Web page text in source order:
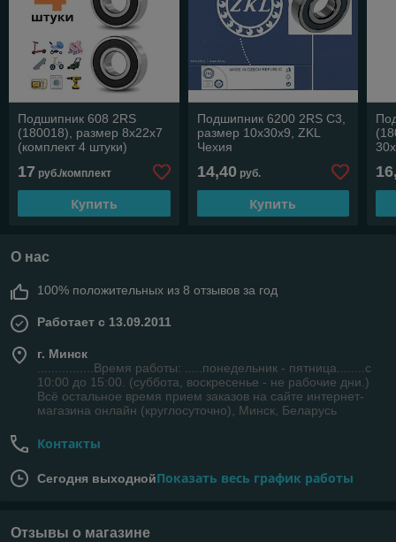
Подшипник 608 2RS
(180018), размер 8х22х7
(комплект 4 штуки)
17 руб./комплект
Купить
Подшипник 6200 2RS C3,
размер 10х30х9, ZKL
Чехия
14,40руб.
Купить
О нас
100% положительных из 8 отзывов за год
Работает с 13.09.2011
г. Минск
................Время работы: .....понедельник - пятница........с
10:00 до 15:00. (суббота, воскресенье - не рабочие дни.)
Всё остальное время прием заказов на сайте интернет-
магазина онлайн (круглосуточно), Минск, Беларусь
Контакты
Сегодня выходнойПоказать весь график работы
Отзывы о магазине